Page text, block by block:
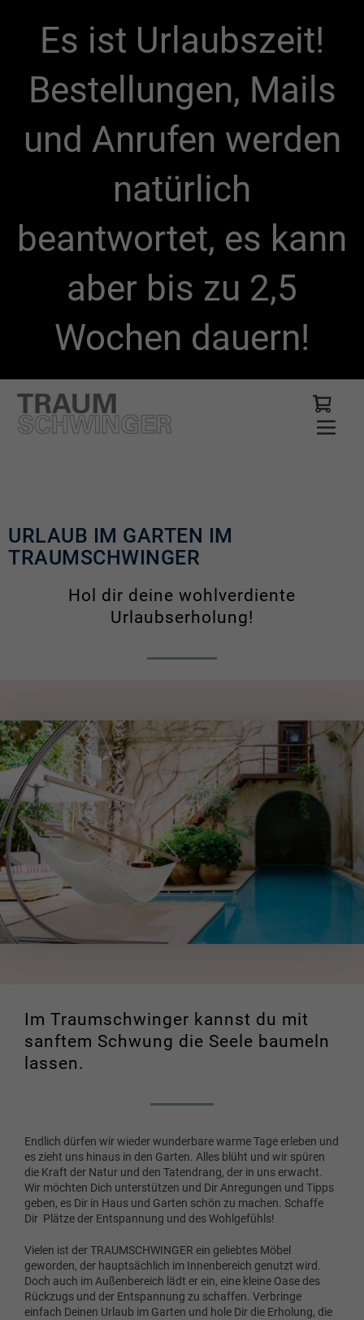
Es ist Urlaubszeit!
Bestellungen, Mails
und Anrufen werden
natürlich
beantwortet, es kann
aber bis zu 2,5
Wochen dauern!
URLAUB IM GARTEN IM
TRAUMSCHWINGER
Hol dir deine wohlverdiente
Urlaubserholung!
Im Traumschwinger kannst du mit
sanftem Schwung die Seele baumeln
lassen.
Endlich dürfen wir wieder wunderbare warme Tage erleben und
es zieht uns hinaus in den Garten. Alles blüht und wir spüren
die Kraft der Natur und den Tatendrang, der in uns erwacht.
Wir möchten Dich unterstützen und Dir Anregungen und Tipps
geben, es Dir in Haus und Garten schön zu machen. Schaffe
Dir Plätze der Entspannung und des Wohlgefühls!
Vielen ist der TRAUMSCHWINGER ein geliebtes Möbel
geworden, der hauptsächlich im Innenbereich genutzt wird.
Doch auch im Außenbereich lädt er ein, eine kleine Oase des
Rückzugs und der Entspannung zu schaffen. Verbringe
einfach Deinen Urlaub im Garten und hole Dir die Erholung, die